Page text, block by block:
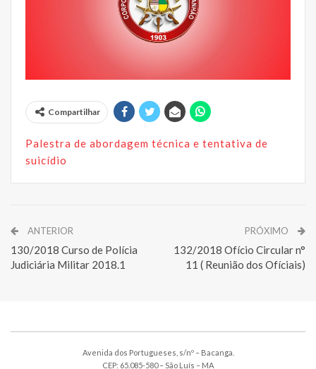
Compartilhar
Palestra de abordagem técnica e tentativa de
suicídio
ANTERIOR
130/2018 Curso de Polícia
Judiciária Militar 2018.1
PRÓXIMO
132/2018 Ofício Circular n°
11 ( Reunião dos Ofíciais)
Avenida dos Portugueses, s/nº – Bacanga.
CEP: 65.085-580 – São Luís – MA